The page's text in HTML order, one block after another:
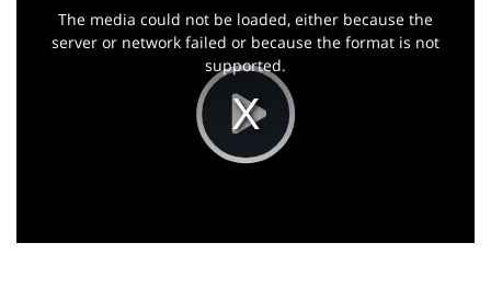
Play
The media could not be loaded, either because the
server or network failed or because the format is not
supported.